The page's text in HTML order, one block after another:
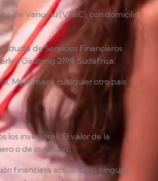
de Vanuatu (VFSC), con domicilio
de Servicios Financieros
Gauteng 2199, Sudáfrica.
Myanmar y cualquier otro país
inversores. El valor de la
o de inversión.
financiera actual. Bajo ninguna